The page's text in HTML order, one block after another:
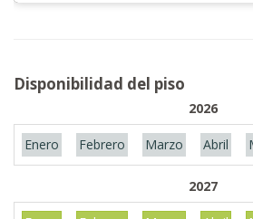
Disponibilidad del piso
2026
Enero Febrero Marzo Abril
2027